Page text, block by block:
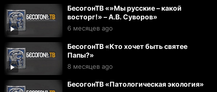
БесогонТВ «»Мы русские – какой
восторг!» – А.В. Суворов»
6 месяцев ago
БесогонТВ «Кто хочет быть святее
Папы?»
8 месяцев ago
БесогонТВ «Патологическая экология»